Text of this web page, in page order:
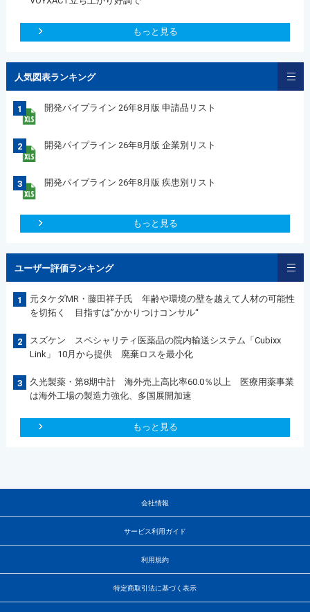
もっと見る
人気図表ランキング
1 開発パイプライン 26年8月版 申請品リスト
2 開発パイプライン 26年8月版 企業別リスト
3 開発パイプライン 26年8月版 疾患別リスト
もっと見る
ユーザー評価ランキング
1
元タケダMR・藤田祥子氏 年齢や環境の壁を越えて人材の可能性
を切拓く 目指すは”かかりつけコンサル“
2
スズケン スペシャリティ医薬品の院内輸送システム「Cubixx
Link」 10月から提供 廃棄ロスを最小化
3
久光製薬・第8期中計 海外売上高比率60.0％以上 医療用薬事業
は海外工場の製造力強化、多国展開加速
もっと見る
会社情報
サービス利用ガイド
利用規約
特定商取引法に基づく表示